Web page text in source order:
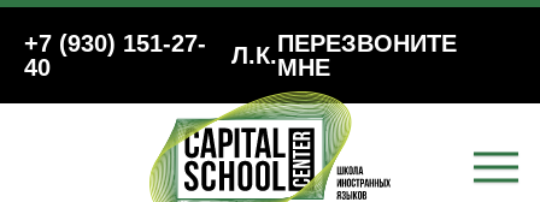
+7 (930) 151-27-
40
Л.К.ПЕРЕЗВОНИТЕ
МНЕ